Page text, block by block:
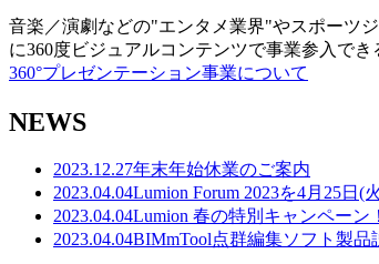
音楽／演劇などの"エンタメ業界"やスポーツ
に360度ビジュアルコンテンツで事業参入でき
360°プレゼンテーション事業について
NEWS
2023.12.27年末年始休業のご案内
2023.04.04Lumion Forum 2023を4月25日(
2023.04.04Lumion 春の特別キャンペーン
2023.04.04BIMmTool点群編集ソフト製